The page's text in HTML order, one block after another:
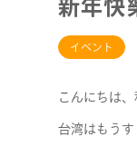
新年快
イベント
こんにちは、
台湾はもうす